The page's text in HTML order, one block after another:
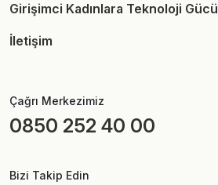
Girişimci Kadınlara Teknoloji Gücü
İletişim
Çağrı Merkezimiz
0850 252 40 00
Bizi Takip Edin